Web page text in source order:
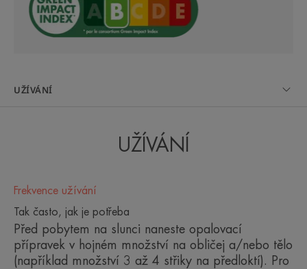
podporu biologické rozložitelnosti**
a s omezeným počtem UV filtrů. Obaly vyrobené
s nižším obsahem plastu. Je to tu: 36 %
doporučení pro správné používání.
*Testy provedené Observatoire Océanologique de
UŽÍVÁNÍ
UŽÍVÁNÍ
Frekvence užívání
Tak často, jak je potřeba
Před pobytem na slunci naneste opalovací
přípravek v hojném množství na obličej a/nebo tělo
(například množství 3 až 4 střiky na předloktí). Pro